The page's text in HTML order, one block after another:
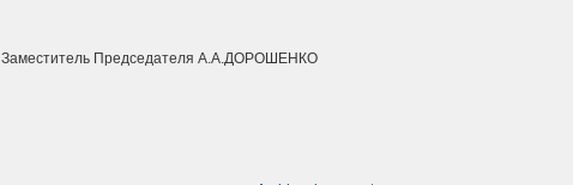
Заместитель Председателя А.А.ДОРОШЕНКО